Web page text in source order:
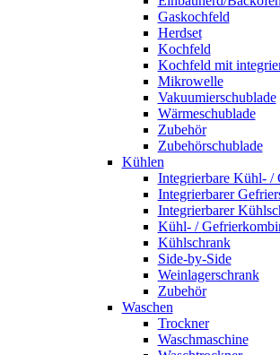
Gaskochfeld
Herdset
Kochfeld
Kochfeld mit
Mikrowelle
Vakuumierschublade
Wärmeschublade
Zubehör
Zubehörschublade
Kühlen
Integrierbare Kühl- /
Integrierbarer
Integrierbarer
Kühl- /
Kühlschrank
Side-by-Side
Weinlagerschrank
Zubehör
Waschen
Trockner
Waschmaschine